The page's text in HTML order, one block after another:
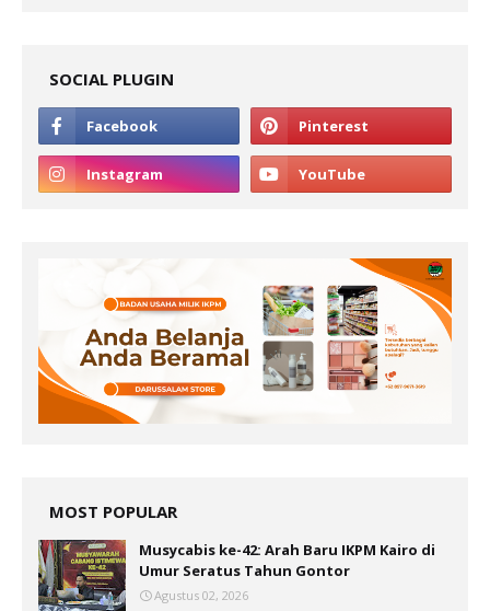
SOCIAL PLUGIN
MOST POPULAR
Musycabis ke-42: Arah Baru IKPM Kairo di
Umur Seratus Tahun Gontor
Agustus 02, 2026